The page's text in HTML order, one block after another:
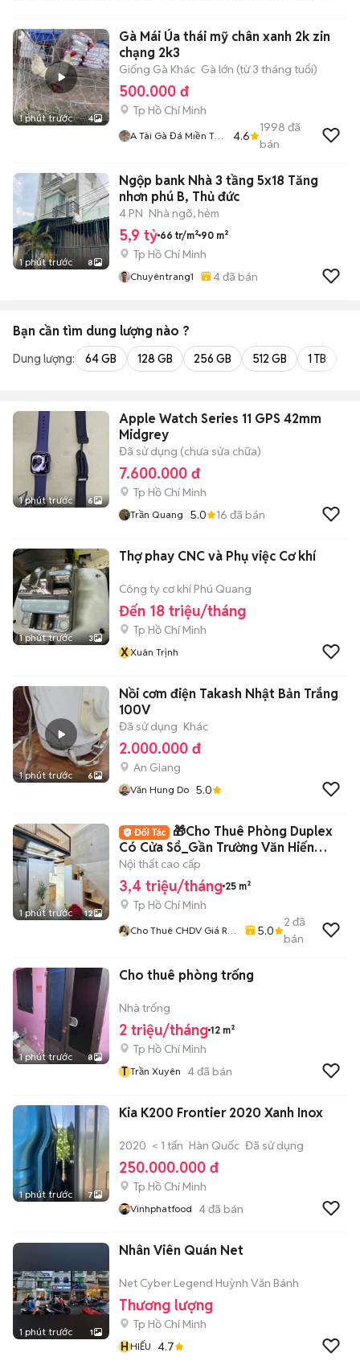
1 phút trước 4
Gà Mái Úa thái mỹ chân xanh 2k zin
chạng 2k3
Giống Gà Khác Gà lớn (từ 3 tháng tuổi)
500.000 đ
Tp Hồ Chí Minh
A Tài Gà Đá Miền Tây
4.6
1998 đã
bán
1 phút trước 8
Ngộp bank Nhà 3 tầng 5x18 Tăng
nhơn phú B, Thủ đức
4 PN Nhà ngõ, hẻm
5,9 tỷ 66 tr/m² 90 m²
Tp Hồ Chí Minh
Chuyêntrang1 4đã bán
Bạn cần tìm dung lượng nào ?
Dung lượng: 64 GB 128 GB 256 GB 512 GB 1 TB
1 phút trước 6
Apple Watch Series 11 GPS 42mm
Midgrey
Đã sử dụng (chưa sửa chữa)
7.600.000 đ
Tp Hồ Chí Minh
Trần Quang 5.0 16 đã bán
1 phút trước 3
Thợ phay CNC và Phụ việc Cơ khí
Công ty cơ khí Phú Quang
Đến 18 triệu/tháng
Tp Hồ Chí Minh
XXuân Trịnh
1 phút trước 6
Nồi cơm điện Takash Nhật Bản Trắng
100V
Đã sử dụng Khác
2.000.000 đ
An Giang
Văn Hung Do 5.0
1 phút trước 12
🎁Cho Thuê Phòng Duplex
Có Cửa Sổ_Gần Trường Văn Hiến
(VHU)_Thang Máy🎁
Nội thất cao cấp
3,4 triệu/tháng 25 m²
Tp Hồ Chí Minh
Cho Thuê CHDV Giá Rẻ
5.0
2 đã
bán
1 phút trước 8
Cho thuê phòng trống
Nhà trống
2 triệu/tháng 12 m²
Tp Hồ Chí Minh
T Trần Xuyên 4đã bán
1 phút trước 7
Kia K200 Frontier 2020 Xanh Inox
2020 < 1 tấn Hàn Quốc Đã sử dụng
250.000.000 đ
Tp Hồ Chí Minh
Vinhphatfood 4đã bán
1 phút trước 1
Nhân Viên Quán Net
Net Cyber Legend Huỳnh Văn Bánh
Thương lượng
Tp Hồ Chí Minh
HHIẾU 4.7